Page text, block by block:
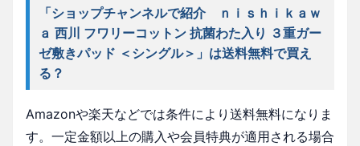
「ショップチャンネルで紹介 ｎｉｓｈｉｋａｗ
ａ 西川 フワリーコットン 抗菌わた入り ３重ガー
ゼ敷きパッド ＜シングル＞」は送料無料で買え
る？
Amazonや楽天などでは条件により送料無料になりま
す。一定金額以上の購入や会員特典が適用される場合